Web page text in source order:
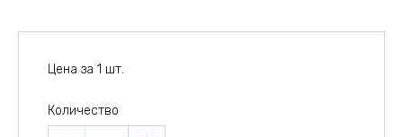
Цена за 1 шт.
Количество